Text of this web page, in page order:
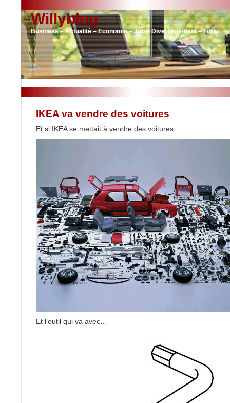
Willyblog
Business – Actualité – Economie – Job – Divertissement – Forex
IKEA va vendre des voitures
Et si IKEA se mettait à vendre des voitures:
Et l’outil qui va avec…